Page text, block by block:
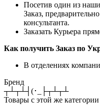
Посетив один из
Заказ,
консультанта.
Заказать Курьера
Как получить Заказ по
В отделениях
Бренд
┬┴┬┴┤(･_├┬┴┬┴
Товары с этой же категории